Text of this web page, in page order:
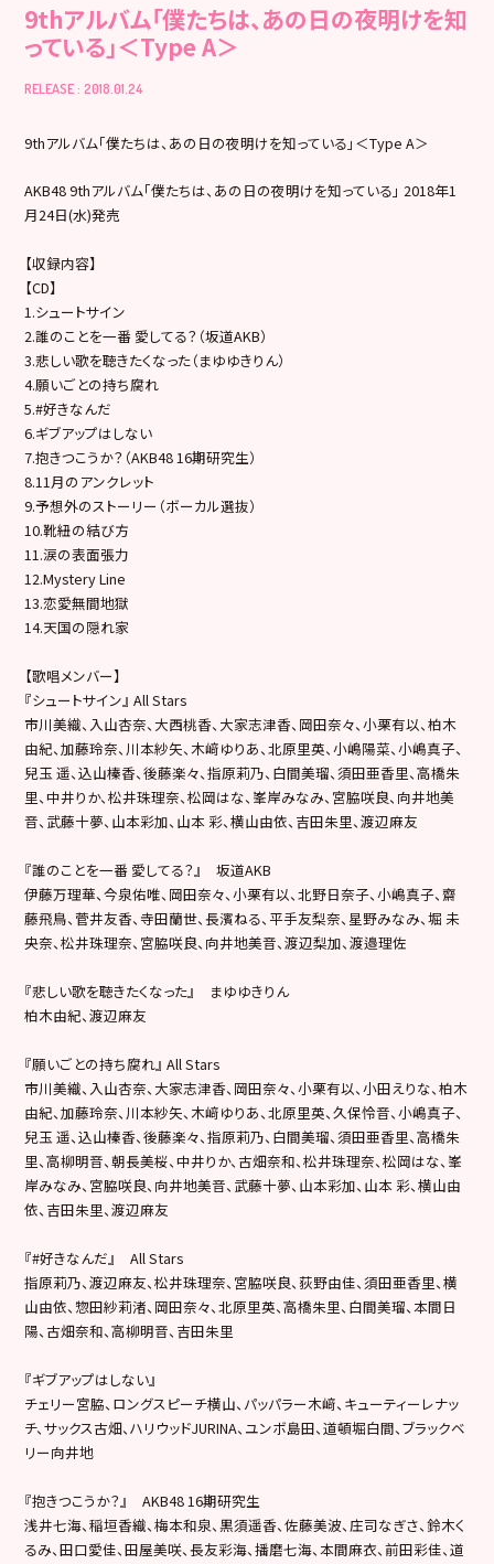
9thアルバム「僕たちは、あの日の夜明けを知
っている」＜Type A＞
RELEASE : 2018.01.24
9thアルバム「僕たちは、あの日の夜明けを知っている」＜Type A＞
AKB48 9thアルバム「僕たちは、あの日の夜明けを知っている」 2018年1
月24日(水)発売
【収録内容】
【CD】
1.シュートサイン
2.誰のことを一番 愛してる？（坂道AKB）
3.悲しい歌を聴きたくなった（まゆゆきりん）
4.願いごとの持ち腐れ
5.#好きなんだ
6.ギブアップはしない
7.抱きつこうか？（AKB48 16期研究生）
8.11月のアンクレット
9.予想外のストーリー（ボーカル選抜）
10.靴紐の結び方
11.涙の表面張力
12.Mystery Line
13.恋愛無間地獄
14.天国の隠れ家
【歌唱メンバー】
『シュートサイン』 All Stars
市川美織、入山杏奈、大西桃香、大家志津香、岡田奈々、小栗有以、柏木
由紀、加藤玲奈、川本紗矢、木﨑ゆりあ、北原里英、小嶋陽菜、小嶋真子、
兒玉 遥、込山榛香、後藤楽々、指原莉乃、白間美瑠、須田亜香里、高橋朱
里、中井りか、松井珠理奈、松岡はな、峯岸みなみ、宮脇咲良、向井地美
音、武藤十夢、山本彩加、山本 彩、横山由依、吉田朱里、渡辺麻友
『誰のことを一番 愛してる？』 坂道AKB
伊藤万理華、今泉佑唯、岡田奈々、小栗有以、北野日奈子、小嶋真子、齋
藤飛鳥、菅井友香、寺田蘭世、長濱ねる、平手友梨奈、星野みなみ、堀 未
央奈、松井珠理奈、宮脇咲良、向井地美音、渡辺梨加、渡邉理佐
『悲しい歌を聴きたくなった』 まゆゆきりん
柏木由紀、渡辺麻友
『願いごとの持ち腐れ』 All Stars
市川美織、入山杏奈、大家志津香、岡田奈々、小栗有以、小田えりな、柏木
由紀、加藤玲奈、川本紗矢、木﨑ゆりあ、北原里英、久保怜音、小嶋真子、
兒玉 遥、込山榛香、後藤楽々、指原莉乃、白間美瑠、須田亜香里、高橋朱
里、高柳明音、朝長美桜、中井りか、古畑奈和、松井珠理奈、松岡はな、峯
岸みなみ、宮脇咲良、向井地美音、武藤十夢、山本彩加、山本 彩、横山由
依、吉田朱里、渡辺麻友
『#好きなんだ』 All Stars
指原莉乃、渡辺麻友、松井珠理奈、宮脇咲良、荻野由佳、須田亜香里、横
山由依、惣田紗莉渚、岡田奈々、北原里英、高橋朱里、白間美瑠、本間日
陽、古畑奈和、高柳明音、吉田朱里
『ギブアップはしない』
チェリー宮脇、ロングスピーチ横山、パッパラー木﨑、キューティーレナッ
チ、サックス古畑、ハリウッドJURINA、ユンボ島田、道頓堀白間、ブラックベ
リー向井地
『抱きつこうか？』 AKB48 16期研究生
浅井七海、稲垣香織、梅本和泉、黒須遥香、佐藤美波、庄司なぎさ、鈴木く
るみ、田口愛佳、田屋美咲、長友彩海、播磨七海、本間麻衣、前田彩佳、道